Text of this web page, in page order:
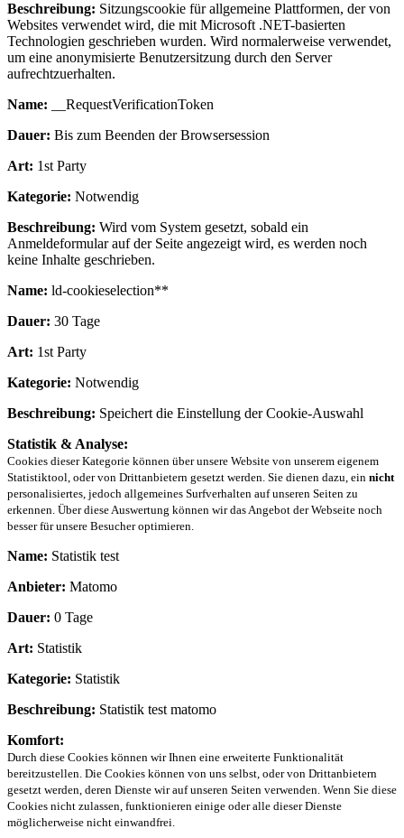
Beschreibung: Sitzungscookie für allgemeine Plattformen, der von
Websites verwendet wird, die mit Microsoft .NET-basierten
Technologien geschrieben wurden. Wird normalerweise verwendet,
um eine anonymisierte Benutzersitzung durch den Server
aufrechtzuerhalten.
Name: __RequestVerificationToken
Dauer: Bis zum Beenden der Browsersession
Art: 1st Party
Kategorie: Notwendig
Beschreibung: Wird vom System gesetzt, sobald ein
Anmeldeformular auf der Seite angezeigt wird, es werden noch
keine Inhalte geschrieben.
Name: ld-cookieselection**
Dauer: 30 Tage
Art: 1st Party
Kategorie: Notwendig
Beschreibung: Speichert die Einstellung der Cookie-Auswahl
Statistik & Analyse:
Cookies dieser Kategorie können über unsere Website von unserem eigenem
Statistiktool, oder von Drittanbietern gesetzt werden. Sie dienen dazu, ein nicht
personalisiertes, jedoch allgemeines Surfverhalten auf unseren Seiten zu
erkennen. Über diese Auswertung können wir das Angebot der Webseite noch
besser für unsere Besucher optimieren.
Name: Statistik test
Anbieter: Matomo
Dauer: 0 Tage
Art: Statistik
Kategorie: Statistik
Beschreibung: Statistik test matomo
Komfort:
Durch diese Cookies können wir Ihnen eine erweiterte Funktionalität
bereitzustellen. Die Cookies können von uns selbst, oder von Drittanbietern
gesetzt werden, deren Dienste wir auf unseren Seiten verwenden. Wenn Sie diese
Cookies nicht zulassen, funktionieren einige oder alle dieser Dienste
möglicherweise nicht einwandfrei.